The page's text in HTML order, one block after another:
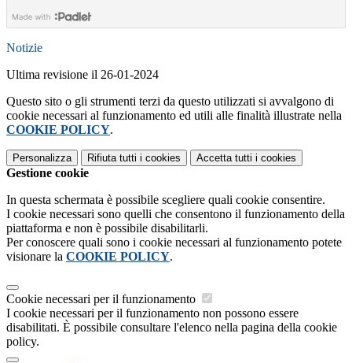
Notizie
Ultima revisione il 26-01-2024
Questo sito o gli strumenti terzi da questo utilizzati si avvalgono di
cookie necessari al funzionamento ed utili alle finalità illustrate nella
COOKIE POLICY.
Personalizza Rifiuta tutti i cookies Accetta tutti i cookies
Gestione cookie
In questa schermata è possibile scegliere quali cookie consentire.
I cookie necessari sono quelli che consentono il funzionamento della
piattaforma e non è possibile disabilitarli.
Per conoscere quali sono i cookie necessari al funzionamento potete
visionare la COOKIE POLICY.
Cookie necessari per il funzionamento
I cookie necessari per il funzionamento non possono essere
disabilitati. È possibile consultare l'elenco nella pagina della cookie
policy.